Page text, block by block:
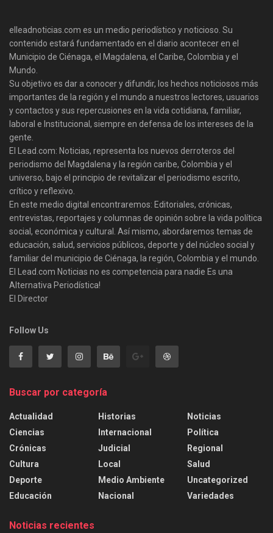
elleadnoticias.com es un medio periodístico y noticioso. Su
contenido estará fundamentado en el diario acontecer en el
Municipio de Ciénaga, el Magdalena, el Caribe, Colombia y el
Mundo.
Su objetivo es dar a conocer y difundir, los hechos noticiosos más
importantes de la región y el mundo a nuestros lectores, usuarios
y contactos y sus repercusiones en la vida cotidiana, familiar,
laboral e Institucional, siempre en defensa de los intereses de la
gente.
El Lead.com: Noticias, representa los nuevos derroteros del
periodismo del Magdalena y la región caribe, Colombia y el
universo, bajo el principio de revitalizar el periodismo escrito,
crítico y reflexivo.
En este medio digital encontraremos: Editoriales, crónicas,
entrevistas, reportajes y columnas de opinión sobre la vida política
social, económica y cultural. Así mismo, abordaremos temas de
educación, salud, servicios públicos, deporte y del núcleo social y
familiar del municipio de Ciénaga, la región, Colombia y el mundo.
El Lead.com Noticias no es competencia para nadie Es una
Alternativa Periodística!
El Director
Follow Us
Buscar por categoría
Actualidad
Ciencias
Crónicas
Cultura
Deporte
Educación
Historias
Internacional
Judicial
Local
Medio Ambiente
Nacional
Noticias
Política
Regional
Salud
Uncategorized
Variedades
Noticias recientes